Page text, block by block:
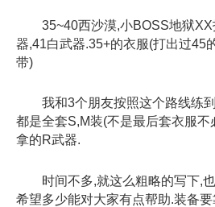
35~40西沙漠,小BOSS地狱XX
器,41白武器.35+的衣服(打出过45
带)
我和3个朋友按照这个路线练到
都是全套S,M装(不是最后套衣服不
拿的R武器.
时间不多,就这么粗略的写下,也
希望多少能对大家有点帮助.装备